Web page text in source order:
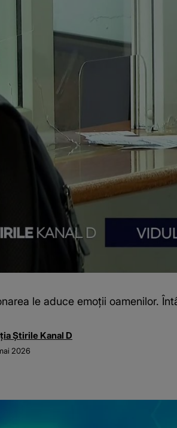
le aduce emoții oamenilor.
Știrile Kanal D
2026